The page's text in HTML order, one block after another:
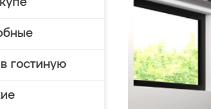
гостиную